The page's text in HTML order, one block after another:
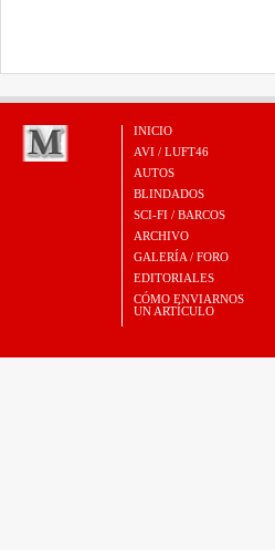
INICIO
AVI / LUFT46
AUTOS
BLINDADOS
SCI-FI / BARCOS
ARCHIVO
GALERÍA / FORO
EDITORIALES
CÓMO ENVIARNOS
UN ARTÍCULO